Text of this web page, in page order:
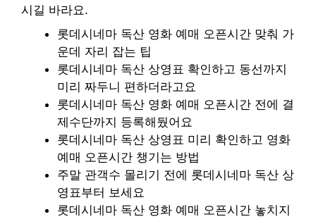
시길 바라요.
롯데시네마 독산 영화 예매 오픈시간 맞춰 가
운데 자리 잡는 팁
롯데시네마 독산 상영표 확인하고 동선까지
미리 짜두니 편하더라고요
롯데시네마 독산 영화 예매 오픈시간 전에 결
제수단까지 등록해뒀어요
롯데시네마 독산 상영표 미리 확인하고 영화
예매 오픈시간 챙기는 방법
주말 관객수 몰리기 전에 롯데시네마 독산 상
영표부터 보세요
롯데시네마 독산 영화 예매 오픈시간 놓치지